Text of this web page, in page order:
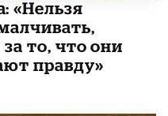
«Нельзя
то, что они
правду»